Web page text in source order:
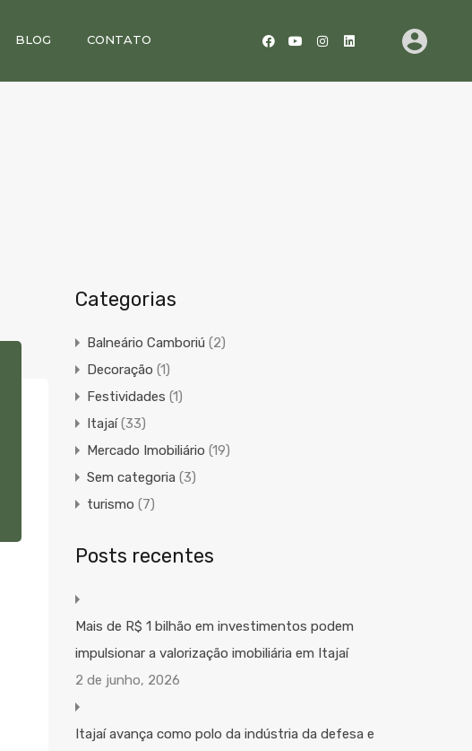
BLOG CONTATO
Categorias
Balneário Camboriú (2)
Decoração (1)
Festividades (1)
Itajaí(33)
Mercado Imobiliário (19)
Sem categoria (3)
turismo (7)
Posts recentes
Mais de R$ 1 bilhão em investimentos podem
impulsionar a valorização imobiliária em Itajaí
2 de junho, 2026
Itajaí avança como polo da indústria da defesa e